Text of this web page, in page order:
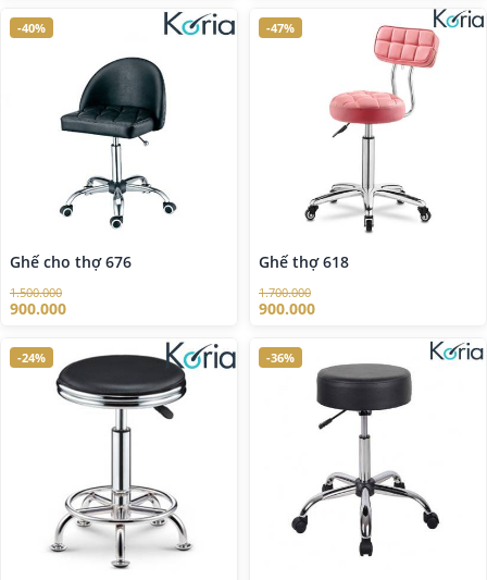
-40%
Ghế cho thợ 676
1.500.000
900.000
-47%
Ghế thợ 618
1.700.000
900.000
-24% -36%